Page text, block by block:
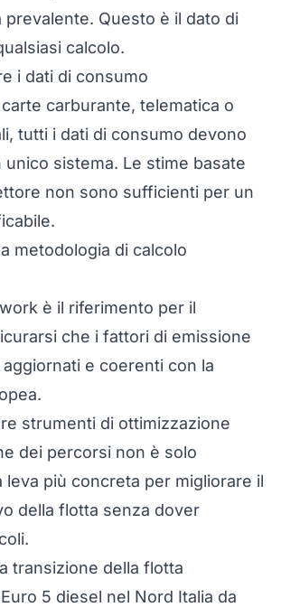
prevalente. Questo è il dato di
calcolo.
i dati di consumo
carburante, telematica o
tutti i dati di consumo devono
sistema. Le stime basate
non sono sufficienti per un
metodologia di calcolo
è il riferimento per il
che i fattori di emissione
e coerenti con la
strumenti di ottimizzazione
dei percorsi non è solo
leva più concreta per migliorare il
della flotta senza dover
transizione della flotta
5 diesel nel Nord Italia da